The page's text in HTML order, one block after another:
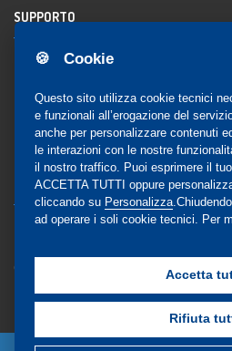
🍪 Cookie
Questo sito utilizza cookie tecnici
e funzionali all’erogazione del
anche per personalizzare contenuti
le interazioni con le nostre
il nostro traffico. Puoi esprimere il
ACCETTA TUTTI oppure
cliccando su Personalizza
ad operare i soli cookie tecnici. Per
Accetta
Rifiuta
SUPPORTO
Registrazione al sito
Notifica
COMMUNITY
Blog e Canali social
Gestione Consensi